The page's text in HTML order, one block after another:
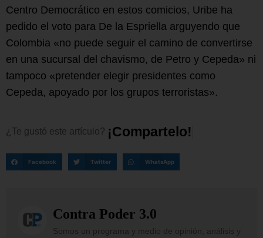
Centro Democrático en estos comicios, Uribe ha
pedido el voto para De la Espriella arguyendo que
Colombia «no puede seguir el camino de convertirse
en una sucursal del chavismo, de Petro y Cepeda» ni
tampoco «pretender elegir presidentes como
Cepeda, apoyado por los grupos terroristas».
¿Te gustó este artículo? ¡Compartelo!
Facebook Twitter WhatsApp
Contra Poder 3.0
Somos un programa y medio de opinión, análisis y